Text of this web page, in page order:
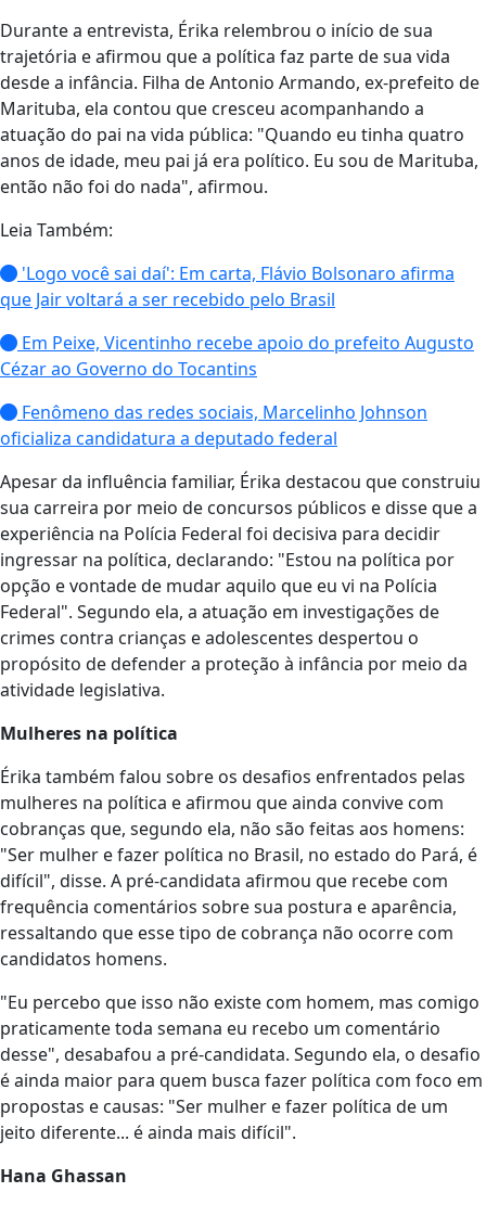
Durante a entrevista, Érika relembrou o início de sua
trajetória e afirmou que a política faz parte de sua vida
desde a infância. Filha de Antonio Armando, ex-prefeito de
Marituba, ela contou que cresceu acompanhando a
atuação do pai na vida pública: "Quando eu tinha quatro
anos de idade, meu pai já era político. Eu sou de Marituba,
então não foi do nada", afirmou.
Leia Também:
'Logo você sai daí': Em carta, Flávio Bolsonaro afirma
que Jair voltará a ser recebido pelo Brasil
Em Peixe, Vicentinho recebe apoio do prefeito Augusto
Cézar ao Governo do Tocantins
Fenômeno das redes sociais, Marcelinho Johnson
oficializa candidatura a deputado federal
Apesar da influência familiar, Érika destacou que construiu
sua carreira por meio de concursos públicos e disse que a
experiência na Polícia Federal foi decisiva para decidir
ingressar na política, declarando: "Estou na política por
opção e vontade de mudar aquilo que eu vi na Polícia
Federal". Segundo ela, a atuação em investigações de
crimes contra crianças e adolescentes despertou o
propósito de defender a proteção à infância por meio da
atividade legislativa.
Mulheres na política
Érika também falou sobre os desafios enfrentados pelas
mulheres na política e afirmou que ainda convive com
cobranças que, segundo ela, não são feitas aos homens:
"Ser mulher e fazer política no Brasil, no estado do Pará, é
difícil", disse. A pré-candidata afirmou que recebe com
frequência comentários sobre sua postura e aparência,
ressaltando que esse tipo de cobrança não ocorre com
candidatos homens.
"Eu percebo que isso não existe com homem, mas comigo
praticamente toda semana eu recebo um comentário
desse", desabafou a pré-candidata. Segundo ela, o desafio
é ainda maior para quem busca fazer política com foco em
propostas e causas: "Ser mulher e fazer política de um
jeito diferente... é ainda mais difícil".
Hana Ghassan